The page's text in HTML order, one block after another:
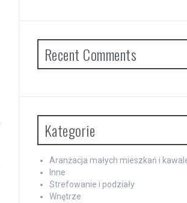
Recent Comments
Kategorie
Aranżacja małych mieszkań i
Inne
Strefowanie i podziały
Wnętrze